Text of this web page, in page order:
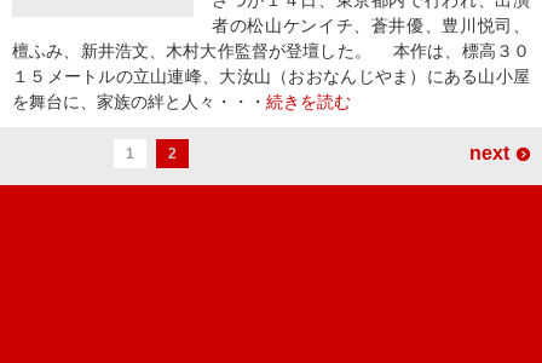
者の松山ケンイチ、蒼井優、豊川悦司、
檀ふみ、新井浩文、木村大作監督が登壇した。 本作は、標高３０
１５メートルの立山連峰、大汝山（おおなんじやま）にある山小屋
を舞台に、家族の絆と人々・・・ 続きを読む
1 2 next